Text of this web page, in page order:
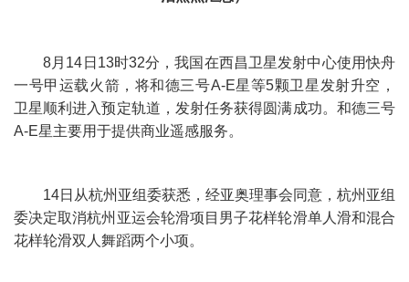
8月14日13时32分，我国在西昌卫星发射中心使用快舟
一号甲运载火箭，将和德三号A-E星等5颗卫星发射升空，
卫星顺利进入预定轨道，发射任务获得圆满成功。和德三号
A-E星主要用于提供商业遥感服务。
14日从杭州亚组委获悉，经亚奥理事会同意，杭州亚组
委决定取消杭州亚运会轮滑项目男子花样轮滑单人滑和混合
花样轮滑双人舞蹈两个小项。